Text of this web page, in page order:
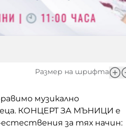
Размер на шрифта
музикално
КОНЦЕРТ ЗА МЪНИЦИ е
за тях начин: